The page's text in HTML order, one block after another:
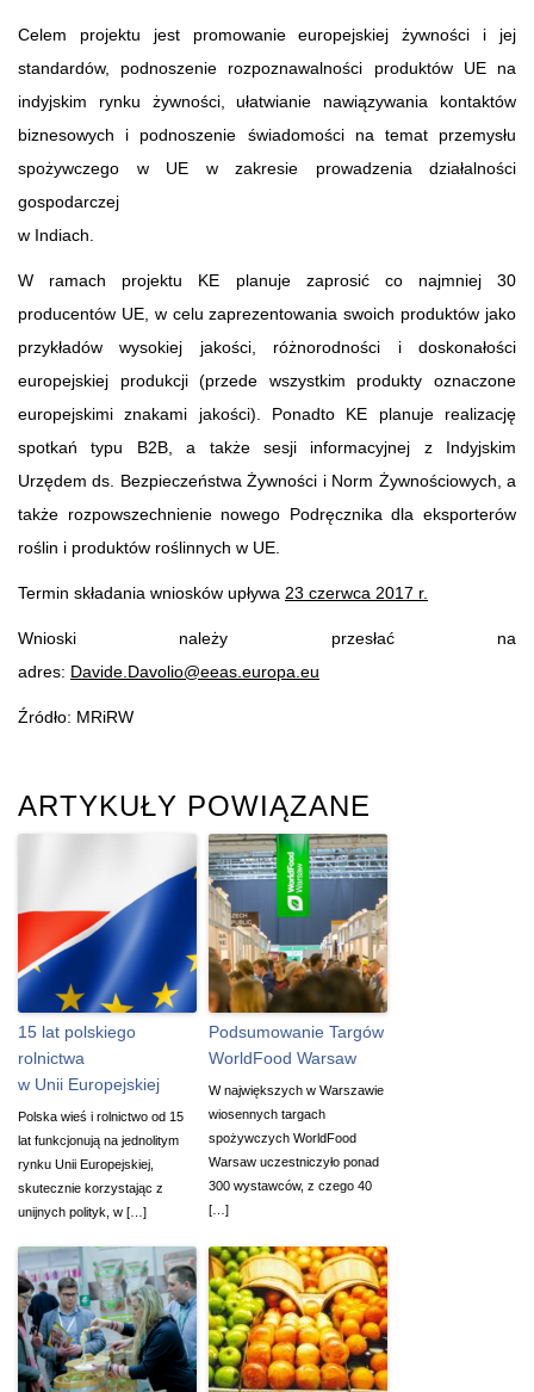
Celem projektu jest promowanie europejskiej żywności i jej
standardów, podnoszenie rozpoznawalności produktów UE na
indyjskim rynku żywności, ułatwianie nawiązywania kontaktów
biznesowych i podnoszenie świadomości na temat przemysłu
spożywczego w UE w zakresie prowadzenia działalności
gospodarczej
w Indiach.
W ramach projektu KE planuje zaprosić co najmniej 30
producentów UE, w celu zaprezentowania swoich produktów jako
przykładów wysokiej jakości, różnorodności i doskonałości
europejskiej produkcji (przede wszystkim produkty oznaczone
europejskimi znakami jakości). Ponadto KE planuje realizację
spotkań typu B2B, a także sesji informacyjnej z Indyjskim
Urzędem ds. Bezpieczeństwa Żywności i Norm Żywnościowych, a
także rozpowszechnienie nowego Podręcznika dla eksporterów
roślin i produktów roślinnych w UE.
Termin składania wniosków upływa 23 czerwca 2017 r.
Wnioski należy przesłać na
adres: Davide.Davolio@eeas.europa.eu
Źródło: MRiRW
ARTYKUŁY POWIĄZANE
15 lat polskiego
rolnictwa
w Unii Europejskiej
Polska wieś i rolnictwo od 15
lat funkcjonują na jednolitym
rynku Unii Europejskiej,
skutecznie korzystając z
unijnych polityk, w […]
Podsumowanie Targów
WorldFood Warsaw
W największych w Warszawie
wiosennych targach
spożywczych WorldFood
Warsaw uczestniczyło ponad
300 wystawców, z czego 40
[…]